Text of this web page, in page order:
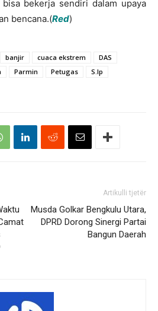
bekerja sendiri dalam upaya
bencana.(Red)
banjir cuaca ekstrem
DAS
Parmin Petugas
S.Ip
Artikulli tjetër
Musda Golkar Bengkulu Utara,
DPRD Dorong Sinergi Partai
Bangun Daerah